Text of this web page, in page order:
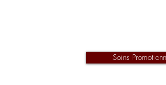
Soins